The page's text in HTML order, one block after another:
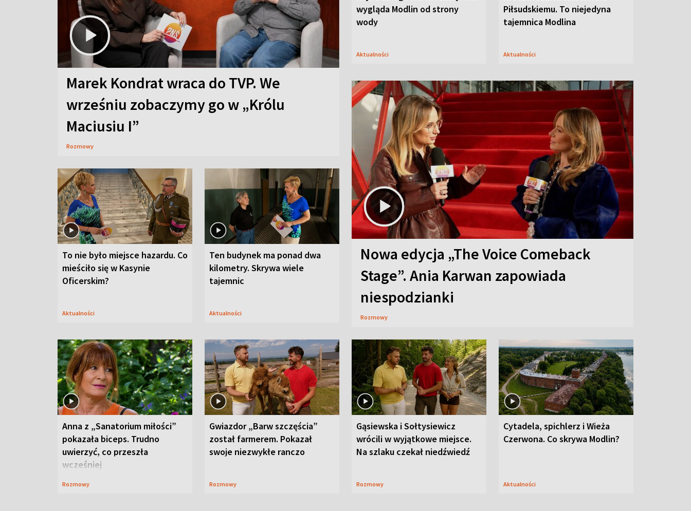
Marek Kondrat wraca do TVP. We
wrześniu zobaczymy go w „Królu
Maciusiu I”
Rozmowy
wygląda Modlin od strony
wody
Aktualności
Piłsudskiemu. To niejedyna
tajemnica Modlina
Aktualności
To nie było miejsce hazardu. Co
mieściło się w Kasynie
Oficerskim?
Aktualności
Ten budynek ma ponad dwa
kilometry. Skrywa wiele
tajemnic
Aktualności
Nowa edycja „The Voice Comeback
Stage”. Ania Karwan zapowiada
niespodzianki
Rozmowy
Anna z „Sanatorium miłości”
pokazała biceps. Trudno
uwierzyć, co przeszła
wcześniej
Rozmowy
Gwiazdor „Barw szczęścia”
został farmerem. Pokazał
swoje niezwykłe ranczo
Rozmowy
Gąsiewska i Sołtysiewicz
wrócili w wyjątkowe miejsce.
Na szlaku czekał niedźwiedź
Rozmowy
Cytadela, spichlerz i Wieża
Czerwona. Co skrywa Modlin?
Aktualności